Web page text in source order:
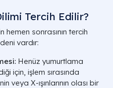
Tercih Edilir?
hemen sonrasının tercih
vardır:
Henüz yumurtlama
için, işlem sırasında
X-ışınlarının olası bir